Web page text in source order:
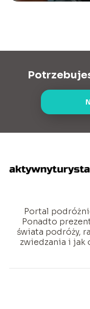
Portal
Ponadto
świata podróży,
zwiedzania i jak